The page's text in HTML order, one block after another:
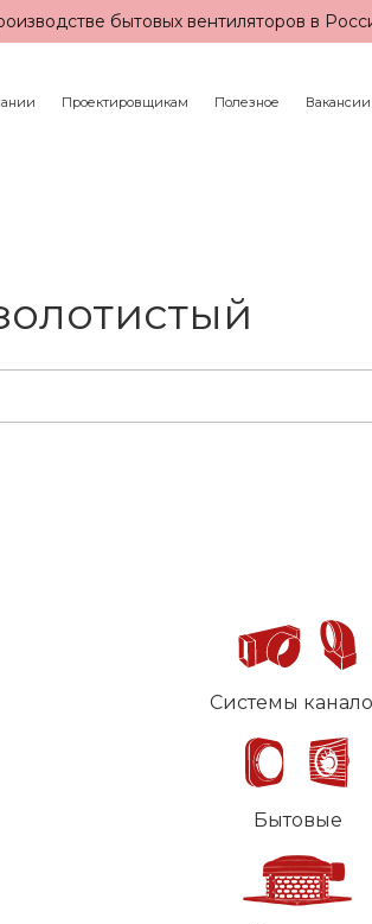
бытовых вентиляторов в
Проектировщикам Полезное Вакансии
Системы
Бытовые